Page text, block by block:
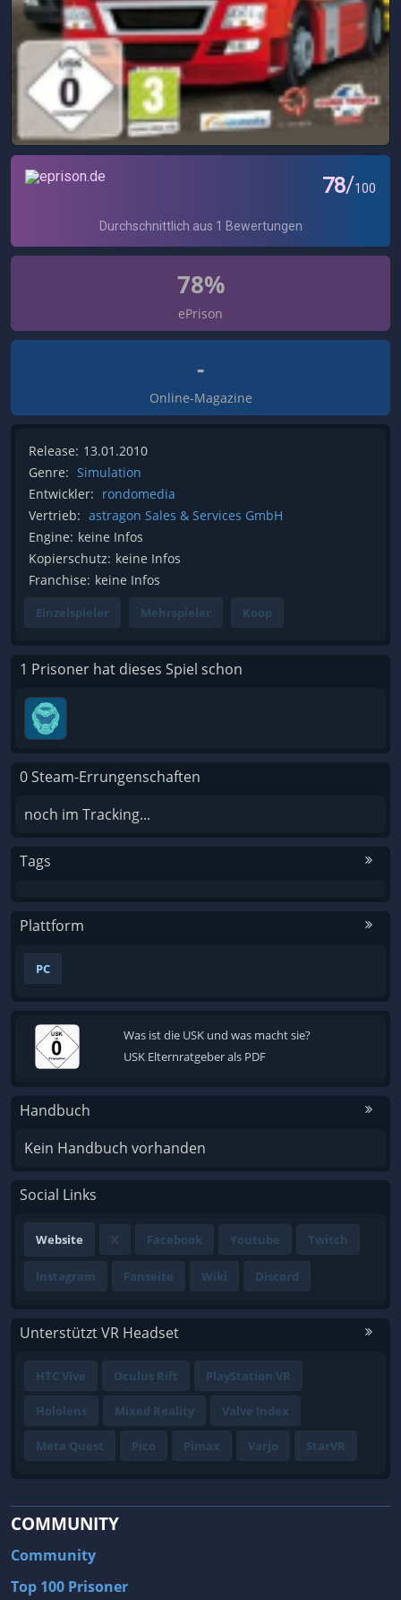
78%
ePrison
-
Online-Magazine
Release: 13.01.2010
Genre: Simulation
Entwickler: rondomedia
Vertrieb: astragon Sales & Services GmbH
Engine: keine Infos
Kopierschutz: keine Infos
Franchise: keine Infos
Einzelspieler Mehrspieler Koop
1 Prisoner hat dieses Spiel schon
0 Steam-Errungenschaften
noch im Tracking...
Tags
Plattform
PC
Was ist die USK und was macht sie?
USK Elternratgeber als PDF
Handbuch
Kein Handbuch vorhanden
Social Links
Website X Facebook Youtube Twitch
Instagram Fanseite Wiki Discord
Unterstützt VR Headset
HTC Vive Oculus Rift PlayStation VR
Hololens Mixed Reality Valve Index
Meta Quest Pico Pimax Varjo StarVR
COMMUNITY
Community
Top 100 Prisoner